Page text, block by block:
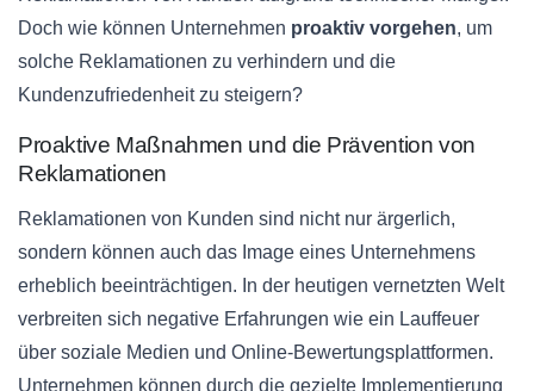
Doch wie können Unternehmen proaktiv vorgehen, um
solche Reklamationen zu verhindern und die
Kundenzufriedenheit zu steigern?
Proaktive Maßnahmen und die Prävention von
Reklamationen
Reklamationen von Kunden sind nicht nur ärgerlich,
sondern können auch das Image eines Unternehmens
erheblich beeinträchtigen. In der heutigen vernetzten Welt
verbreiten sich negative Erfahrungen wie ein Lauffeuer
über soziale Medien und Online-Bewertungsplattformen.
Unternehmen können durch die gezielte Implementierung